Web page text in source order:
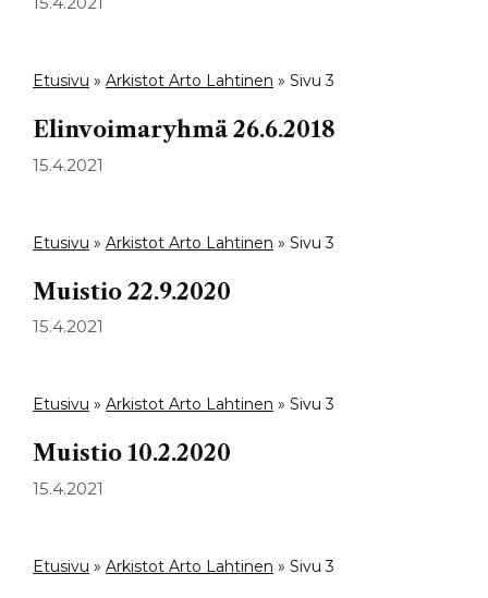
Etusivu » Arkistot Arto Lahtinen » Sivu 3
Elinvoimaryhmä 26.6.2018
15.4.2021
Etusivu » Arkistot Arto Lahtinen » Sivu 3
Muistio 22.9.2020
15.4.2021
Etusivu » Arkistot Arto Lahtinen » Sivu 3
Muistio 10.2.2020
15.4.2021
Etusivu » Arkistot Arto Lahtinen » Sivu 3